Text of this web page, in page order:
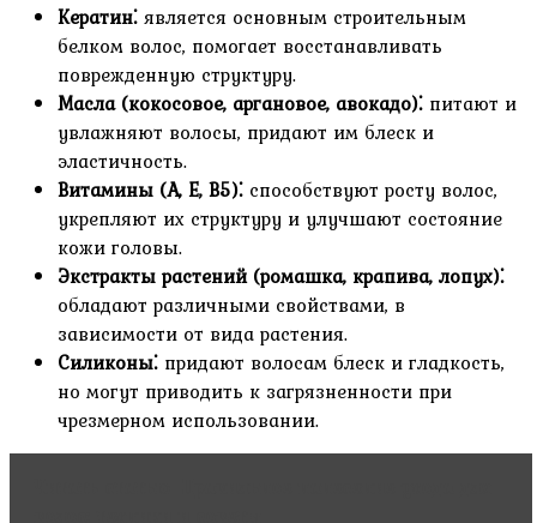
Кератин⁚ является основным строительным
белком волос, помогает восстанавливать
поврежденную структуру.
Масла (кокосовое, аргановое, авокадо)⁚ питают и
увлажняют волосы, придают им блеск и
эластичность.
Витамины (A, E, B5)⁚ способствуют росту волос,
укрепляют их структуру и улучшают состояние
кожи головы.
Экстракты растений (ромашка, крапива, лопух)⁚
обладают различными свойствами, в
зависимости от вида растения.
Силиконы⁚ придают волосам блеск и гладкость,
но могут приводить к загрязненности при
чрезмерном использовании.